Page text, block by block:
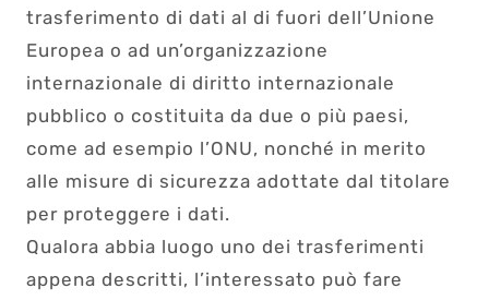
trasferimento di dati al di fuori dell’Unione
Europea o ad un’organizzazione
internazionale di diritto internazionale
pubblico o costituita da due o più paesi,
come ad esempio l’ONU, nonché in merito
alle misure di sicurezza adottate dal titolare
per proteggere i dati.
Qualora abbia luogo uno dei trasferimenti
appena descritti, l’interessato può fare